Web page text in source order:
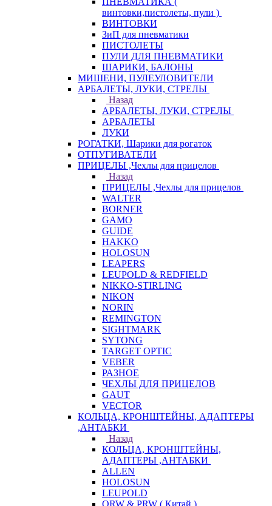
винтовки,пистолеты, пули )
ВИНТОВКИ
ЗиП для пневматики
ПИСТОЛЕТЫ
ПУЛИ ДЛЯ ПНЕВМАТИКИ
ШАРИКИ, БАЛОНЫ
МИШЕНИ, ПУЛЕУЛОВИТЕЛИ
АРБАЛЕТЫ, ЛУКИ, СТРЕЛЫ
Назад
АРБАЛЕТЫ, ЛУКИ, СТРЕЛЫ
АРБАЛЕТЫ
ЛУКИ
РОГАТКИ, Шарики для рогаток
ОТПУГИВАТЕЛИ
ПРИЦЕЛЫ ,Чехлы для прицелов
Назад
ПРИЦЕЛЫ ,Чехлы для прицелов
WALTER
BORNER
GAMO
GUIDE
HAKKO
HOLOSUN
LEAPERS
LEUPOLD & REDFIELD
NIKKO-STIRLING
NIKON
NORIN
REMINGTON
SIGHTMARK
SYTONG
TARGET OPTIC
VEBER
РАЗНОЕ
ЧЕХЛЫ ДЛЯ ПРИЦЕЛОВ
GAUT
VECTOR
КОЛЬЦА, КРОНШТЕЙНЫ, АДАПТЕРЫ
,АНТАБКИ
Назад
КОЛЬЦА, КРОНШТЕЙНЫ,
АДАПТЕРЫ ,АНТАБКИ
ALLEN
HOLOSUN
LEUPOLD
QRW & PRW ( Китай )